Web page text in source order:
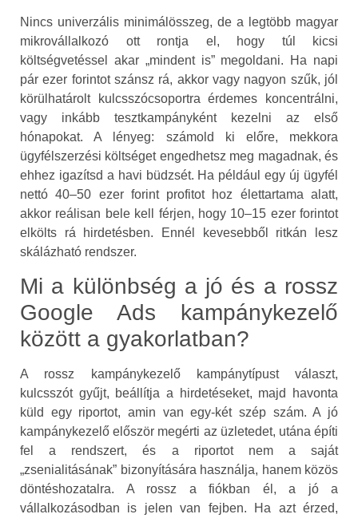
Nincs univerzális minimálösszeg, de a legtöbb magyar
mikrovállalkozó ott rontja el, hogy túl kicsi
költségvetéssel akar „mindent is” megoldani. Ha napi
pár ezer forintot szánsz rá, akkor vagy nagyon szűk, jól
körülhatárolt kulcsszócsoportra érdemes koncentrálni,
vagy inkább tesztkampányként kezelni az első
hónapokat. A lényeg: számold ki előre, mekkora
ügyfélszerzési költséget engedhetsz meg magadnak, és
ehhez igazítsd a havi büdzsét. Ha például egy új ügyfél
nettó 40–50 ezer forint profitot hoz élettartama alatt,
akkor reálisan bele kell férjen, hogy 10–15 ezer forintot
elkölts rá hirdetésben. Ennél kevesebből ritkán lesz
skálázható rendszer.
Mi a különbség a jó és a rossz
Google Ads kampánykezelő
között a gyakorlatban?
A rossz kampánykezelő kampánytípust választ,
kulcsszót gyűjt, beállítja a hirdetéseket, majd havonta
küld egy riportot, amin van egy-két szép szám. A jó
kampánykezelő először megérti az üzletedet, utána építi
fel a rendszert, és a riportot nem a saját
„zsenialitásának” bizonyítására használja, hanem közös
döntéshozatalra. A rossz a fiókban él, a jó a
vállalkozásodban is jelen van fejben. Ha azt érzed,